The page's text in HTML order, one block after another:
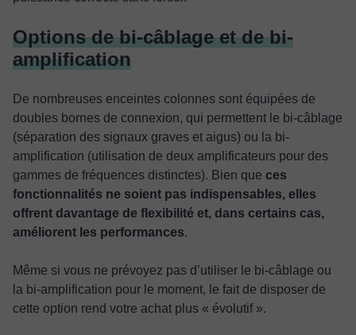
Options de bi-câblage et de bi-
amplification
De nombreuses enceintes colonnes sont équipées de
doubles bornes de connexion, qui permettent le bi-câblage
(séparation des signaux graves et aigus) ou la bi-
amplification (utilisation de deux amplificateurs pour des
gammes de fréquences distinctes). Bien que ces
fonctionnalités ne soient pas indispensables, elles
offrent davantage de flexibilité et, dans certains cas,
améliorent les performances.
Même si vous ne prévoyez pas d’utiliser le bi-câblage ou
la bi-amplification pour le moment, le fait de disposer de
cette option rend votre achat plus « évolutif ».